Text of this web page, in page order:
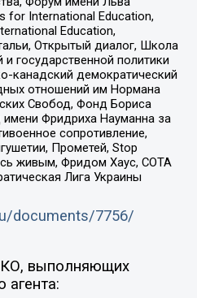
for International Education,
Education,
Открытый диалог, Школа
государственной политики
канадский демократический
отношений им Нормана
Свобод, Фонд Бориса
Фридриха Науманна за
сопротивление,
Прометей, Stop
живым, Фридом Хаус, СОТА
Лига Украины
documents/7756/
выполняющих
агента: